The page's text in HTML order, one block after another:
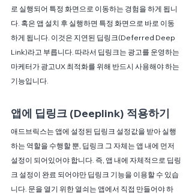
로 실행되어 특정 화면으로 이동하는 경험을 하게 됩니
다. 혹은 앱 설치 후 실행하면 특정 화면으로 바로 이동
하게 됩니다. 이것은 지연된 딥링크(Deferred Deep
Link)라고 부릅니다. 따라서 딥링크는 광고를 운영하는
마케터가 광고UX 최적화를 위해 반드시 사용해야 하는
기능입니다.
앱에 딥링크 (Deeplink) 적용하기
애드브릭스는 앱에 설정된 딥링크 설정값을 받아 실행
하는 역할을 수행할 뿐, 딥링크 그 자체는 앱 내에 먼저
설정이 되어있어야 합니다. 즉, 앱 내에 자체적으로 딥링
크 설정이 완료 되어야만 딥링크 기능을 이용할 수 있습
니다. 문을 열기 위한 열쇠는 앱에서 직접 만들어야 하